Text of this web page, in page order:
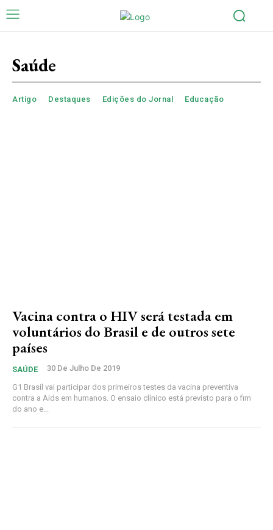
Saúde
Artigo Destaques Edições do Jornal Educação
Vacina contra o HIV será testada em
voluntários do Brasil e de outros sete
países
SAÚDE 30 De Julho De 2019
G1 Brasil vai participar dos primeiros testes da vacina preventiva
contra a Aids em humanos. O ensaio clínico está previsto para o fim
do ano e...